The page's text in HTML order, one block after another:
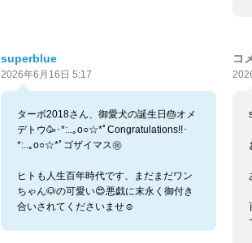
superblue
2026年6月16日 5:17
ターボ2018さん、御愛犬の誕生日🎂オメ
デトウ🥳･*:..｡o○☆*ﾟCongratulations!!･
*:..｡o○☆*ﾟゴザイマス㊗️
ヒトも人生百年時代です、まだまだワン
ちゃん🐶の可愛い😍悪戯に末永く御付き
合いされてくださいませ☺️
コ